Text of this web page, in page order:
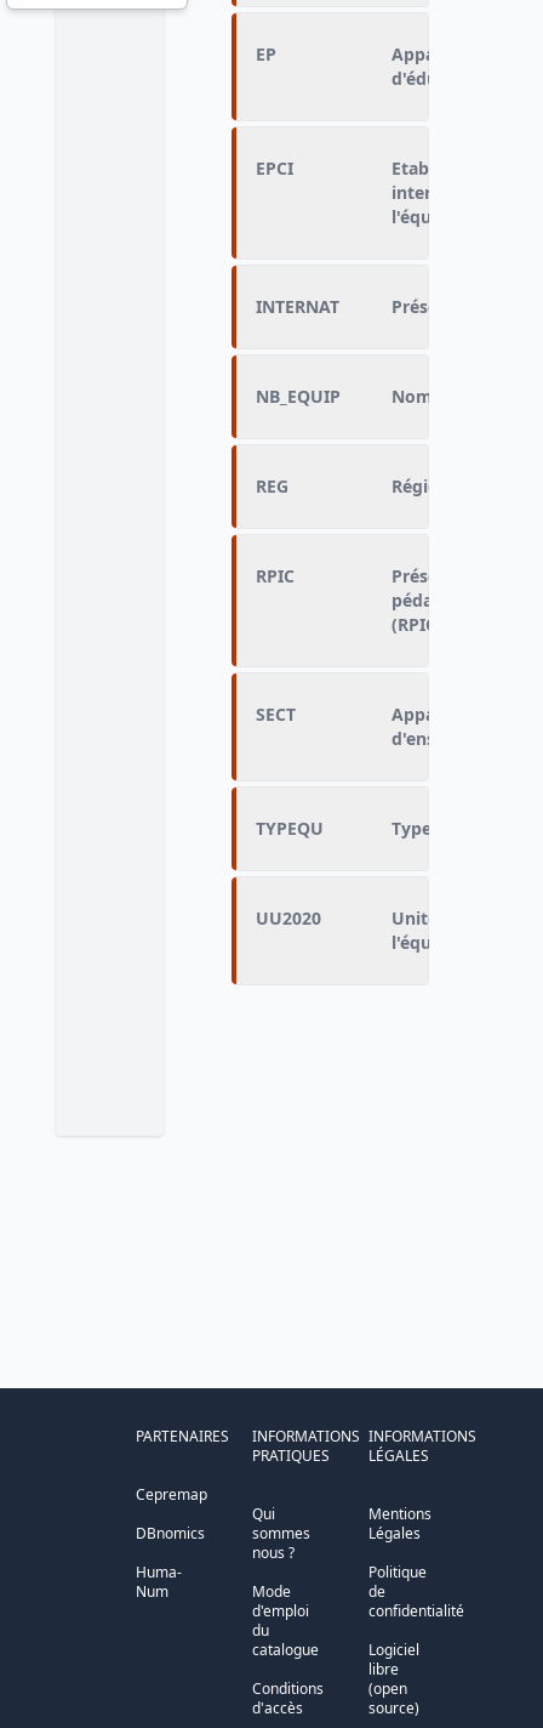
EP
Appartenance
d'éducation
EPCI
Etablissement
intercommunal
l'équipement
INTERNAT Présence ou
NB_EQUIP Nombre
REG Région
RPIC
Présence ou
pédagogique
(RPIC)
SECT
Appartenance au
d'enseignement
TYPEQU Type
UU2020
Unité urbaine
l'équipement
PARTENAIRES
Cepremap
DBnomics
Huma-
Num
INFORMATIONS
PRATIQUES
Qui
sommes
nous ?
Mode
d'emploi
du
catalogue
Conditions
d'accès
INFORMATIONS
LÉGALES
Mentions
Légales
Politique
de
confidentialité
Logiciel
libre
(open
source)